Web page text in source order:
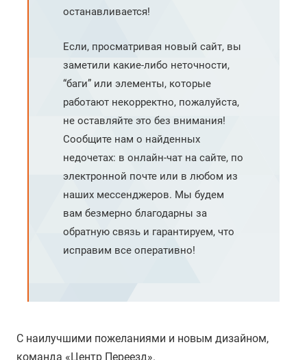
останавливается!
Если, просматривая новый сайт, вы
заметили какие-либо неточности,
“баги” или элементы, которые
работают некорректно, пожалуйста,
не оставляйте это без внимания!
Сообщите нам о найденных
недочетах: в онлайн-чат на сайте, по
электронной почте или в любом из
наших мессенджеров. Мы будем
вам безмерно благодарны за
обратную связь и гарантируем, что
исправим все оперативно!
С наилучшими пожеланиями и новым дизайном,
команда «Центр Переезд».